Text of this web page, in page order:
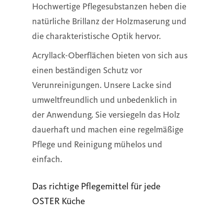
Hochwertige Pflegesubstanzen heben die
natürliche Brillanz der Holzmaserung und
die charakteristische Optik hervor.
Acryllack-Oberflächen bieten von sich aus
einen beständigen Schutz vor
Verunreinigungen. Unsere Lacke sind
umweltfreundlich und unbedenklich in
der Anwendung. Sie versiegeln das Holz
dauerhaft und machen eine regelmäßige
Pflege und Reinigung mühelos und
einfach.
Das richtige Pflegemittel für jede
OSTER Küche